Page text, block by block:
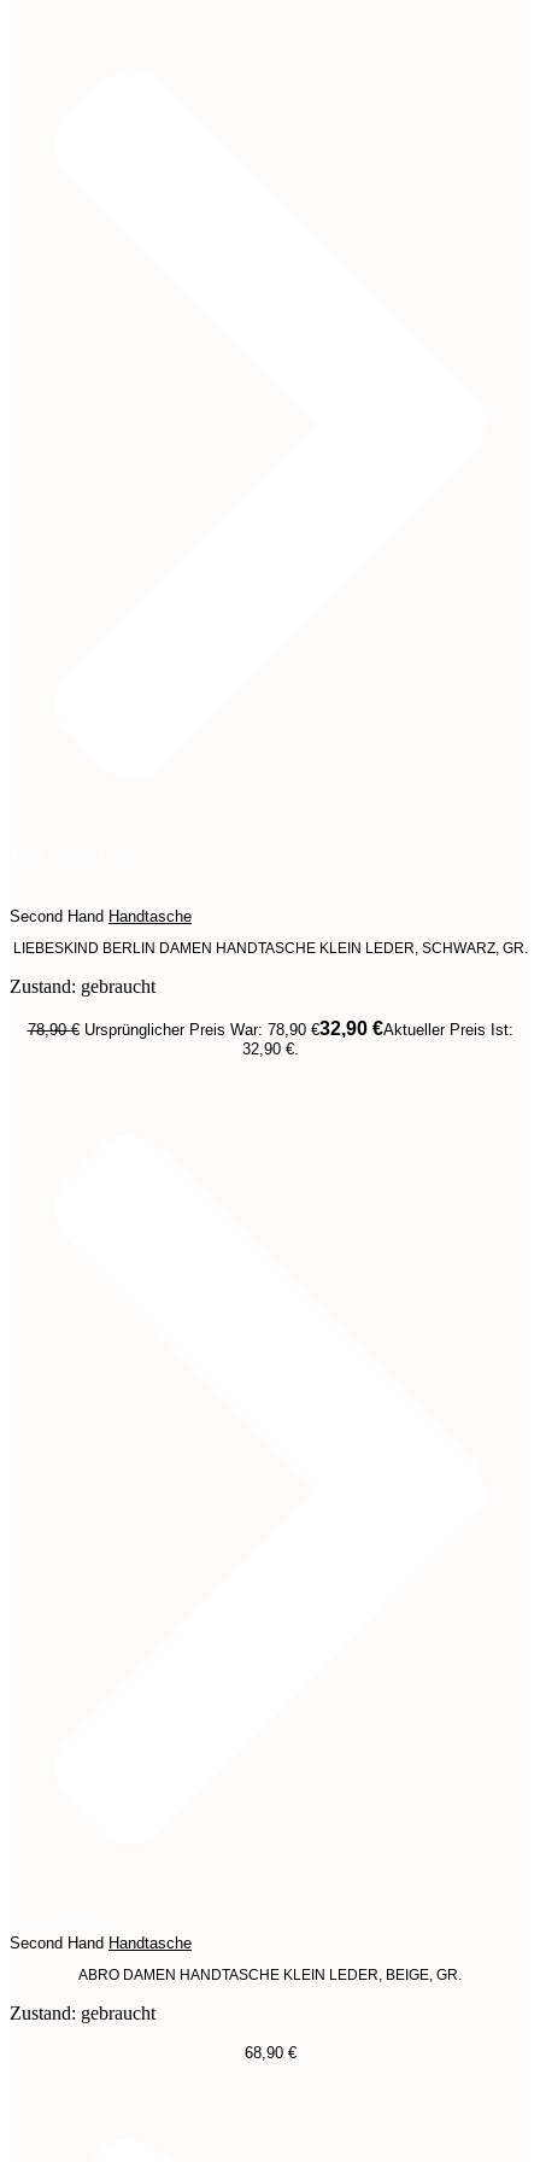
Second Hand Handtasche
LIEBESKIND BERLIN DAMEN HANDTASCHE KLEIN LEDER, SCHWARZ, GR.
Zustand: gebraucht
78,90€ Ursprünglicher Preis War: 78,90 €32,90 €Aktueller Preis Ist:
32,90 €.
Second Hand Handtasche
ABRO DAMEN HANDTASCHE KLEIN LEDER, BEIGE, GR.
Zustand: gebraucht
68,90 €